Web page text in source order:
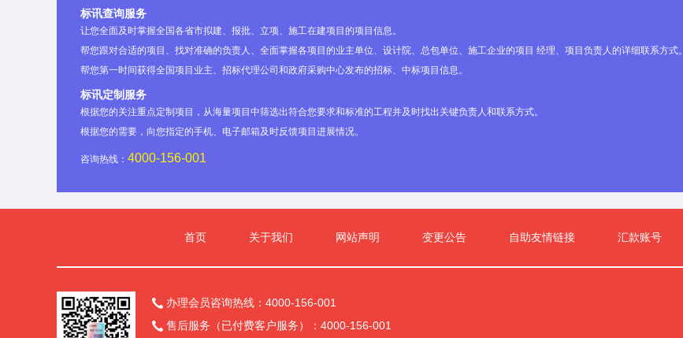
标讯查询服务
让您全面及时掌握全国各省市拟建、报批、立项、施工在建项目的项目信息。
帮您跟对合适的项目、找对准确的负责人、全面掌握各项目的业主单位、设计院、总包单位、施工企业的项目 经理、项目负责人的详细联系方式。
帮您第一时间获得全国项目业主、招标代理公司和政府采购中心发布的招标、中标项目信息。
标讯定制服务
根据您的关注重点定制项目，从海量项目中筛选出符合您要求和标准的工程并及时找出关键负责人和联系方式。
根据您的需要，向您指定的手机、电子邮箱及时反馈项目进展情况。
咨询热线： 4000-156-001
首页 关于我们 网站声明 变更公告 自助友情链接 汇款账号
 办理会员咨询热线：4000-156-001
 售后服务（已付费客户服务）：4000-156-001